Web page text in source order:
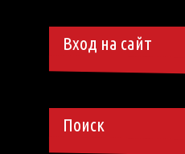
Вход на сайт
Поиск